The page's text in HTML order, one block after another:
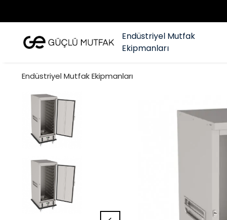
Endüstriyel Mutfak
Ekipmanları
Endüstriyel Mutfak Ekipmanları